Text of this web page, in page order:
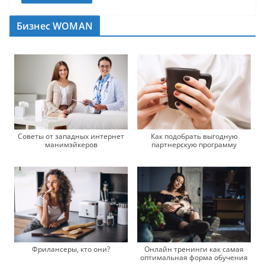
Бизнес WOMAN
Советы от западных интернет
манимэйкеров
Как подобрать выгодную
партнерскую программу
Фрилансеры, кто они?
Онлайн тренинги как самая
оптимальная форма обучения